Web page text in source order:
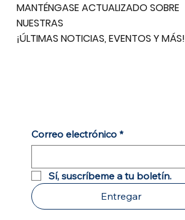
MANTÉNGASE ACTUALIZADO SOBRE
NUESTRAS
¡ÚLTIMAS NOTICIAS, EVENTOS Y MÁS!
Correo electrónico *
Sí, suscríbeme a tu boletín.
Entregar